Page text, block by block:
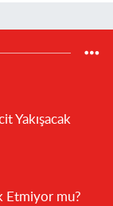
Yakışacak
Etmiyor mu?